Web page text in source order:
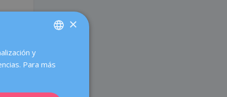
CATALÀ
×
y
Para más